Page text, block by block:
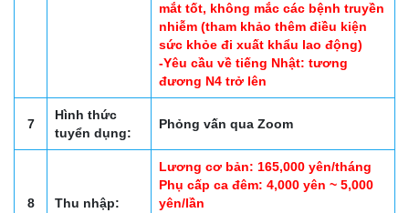
mắt tốt, không mắc các bệnh truyền
nhiễm (tham khảo thêm điều kiện
sức khỏe đi xuất khẩu lao động)
-Yêu cầu về tiếng Nhật: tương
đương N4 trở lên
7
Hình thức
tuyển dụng:
Phỏng vấn qua Zoom
8 Thu nhập:
Lương cơ bản: 165,000 yên/tháng
Phụ cấp ca đêm: 4,000 yên ~ 5,000
yên/lần